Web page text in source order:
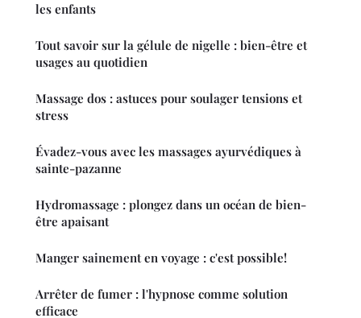
les enfants
Tout savoir sur la gélule de nigelle : bien-être et
usages au quotidien
Massage dos : astuces pour soulager tensions et
stress
Évadez-vous avec les massages ayurvédiques à
sainte-pazanne
Hydromassage : plongez dans un océan de bien-
être apaisant
Manger sainement en voyage : c'est possible!
Arrêter de fumer : l'hypnose comme solution
efficace